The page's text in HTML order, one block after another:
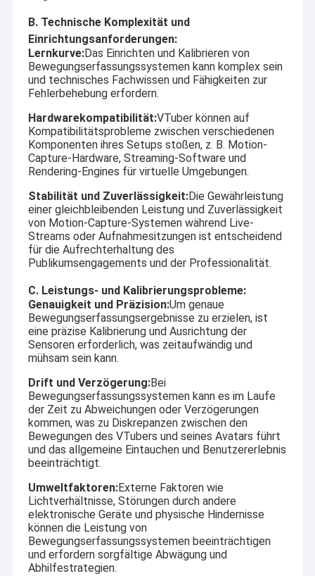
B. Technische Komplexität und
Einrichtungsanforderungen:
Lernkurve:Das Einrichten und Kalibrieren von
Bewegungserfassungssystemen kann komplex sein
und technisches Fachwissen und Fähigkeiten zur
Fehlerbehebung erfordern.
Hardwarekompatibilität:VTuber können auf
Kompatibilitätsprobleme zwischen verschiedenen
Komponenten ihres Setups stoßen, z. B. Motion-
Capture-Hardware, Streaming-Software und
Rendering-Engines für virtuelle Umgebungen.
Stabilität und Zuverlässigkeit:Die Gewährleistung
einer gleichbleibenden Leistung und Zuverlässigkeit
von Motion-Capture-Systemen während Live-
Streams oder Aufnahmesitzungen ist entscheidend
für die Aufrechterhaltung des
Publikumsengagements und der Professionalität.
C. Leistungs- und Kalibrierungsprobleme:
Genauigkeit und Präzision:Um genaue
Bewegungserfassungsergebnisse zu erzielen, ist
eine präzise Kalibrierung und Ausrichtung der
Sensoren erforderlich, was zeitaufwändig und
mühsam sein kann.
Drift und Verzögerung:Bei
Bewegungserfassungssystemen kann es im Laufe
der Zeit zu Abweichungen oder Verzögerungen
kommen, was zu Diskrepanzen zwischen den
Bewegungen des VTubers und seines Avatars führt
und das allgemeine Eintauchen und Benutzererlebnis
beeinträchtigt.
Umweltfaktoren:Externe Faktoren wie
Lichtverhältnisse, Störungen durch andere
elektronische Geräte und physische Hindernisse
können die Leistung von
Bewegungserfassungssystemen beeinträchtigen
und erfordern sorgfältige Abwägung und
Abhilfestrategien.